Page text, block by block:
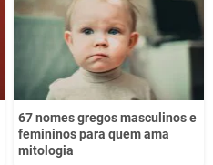
67 nomes gregos masculinos e
femininos para quem ama
mitologia